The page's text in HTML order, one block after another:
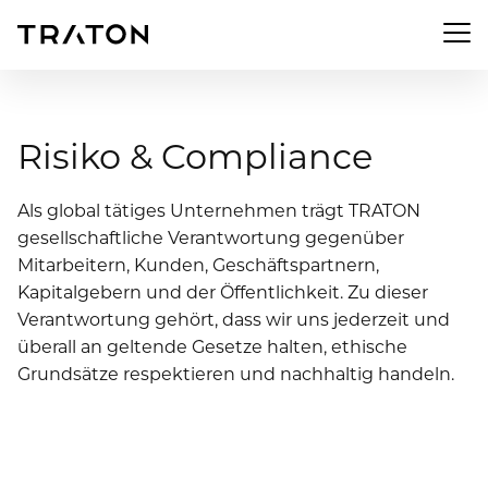
Unternehmen
Zur Übersichtsseite: Unternehmen
Über uns
Strategie
Investor Relations
Zur Übersichtsseite: Investor Relations
Newsroom
Risiko & Compliance
Als global tätiges Unternehmen trägt TRATON
gesellschaftliche Verantwortung gegenüber
Mitarbeitern, Kunden, Geschäftspartnern,
Kapitalgebern und der Öffentlichkeit. Zu dieser
Verantwortung gehört, dass wir uns jederzeit und
überall an geltende Gesetze halten, ethische
Grundsätze respektieren und nachhaltig handeln.